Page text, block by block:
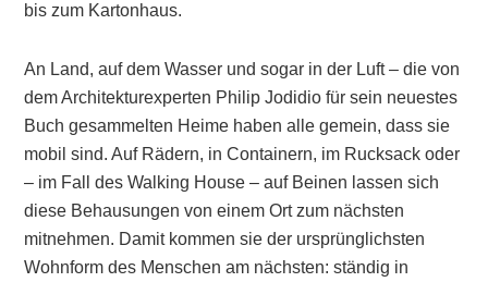
bis zum Kartonhaus.
An Land, auf dem Wasser und sogar in der Luft – die von
dem Architekturexperten Philip Jodidio für sein neuestes
Buch gesammelten Heime haben alle gemein, dass sie
mobil sind. Auf Rädern, in Containern, im Rucksack oder
– im Fall des Walking House – auf Beinen lassen sich
diese Behausungen von einem Ort zum nächsten
mitnehmen. Damit kommen sie der ursprünglichsten
Wohnform des Menschen am nächsten: ständig in